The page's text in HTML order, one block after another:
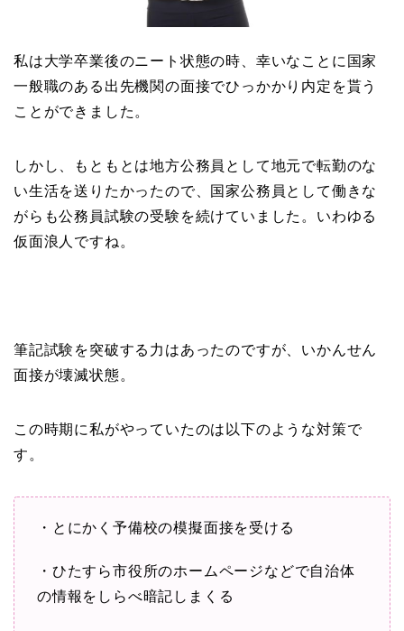
私は大学卒業後のニート状態の時、幸いなことに国家
一般職のある出先機関の面接でひっかかり内定を貰う
ことができました。
しかし、もともとは地方公務員として地元で転勤のな
い生活を送りたかったので、国家公務員として働きな
がらも公務員試験の受験を続けていました。いわゆる
仮面浪人ですね。
筆記試験を突破する力はあったのですが、いかんせん
面接が壊滅状態。
この時期に私がやっていたのは以下のような対策で
す。
・とにかく予備校の模擬面接を受ける
・ひたすら市役所のホームページなどで自治体
の情報をしらべ暗記しまくる